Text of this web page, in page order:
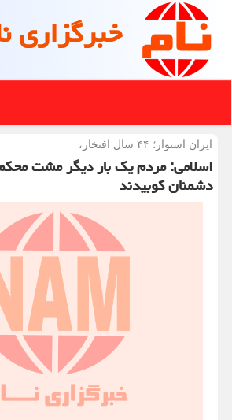
خبرگزاری
ایران استوار؛ ۴۴ سال افتخار،
اسلامی: مردم یک بار دیگر مشت
دشمنان کوبیدند